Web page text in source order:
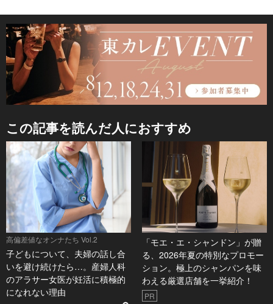
この記事を読んだ人におすすめ
高偏差値なオンナたち Vol.2
子どもについて、夫婦の話し合
いを避け続けたら…。産婦人科
のアラサー女医が妊活に積極的
になれない理由
「モエ・エ・シャンドン」が贈
る、2026年夏の特別なプロモー
ション。極上のシャンパンを味
わえる厳選店舗を一挙紹介！
PR